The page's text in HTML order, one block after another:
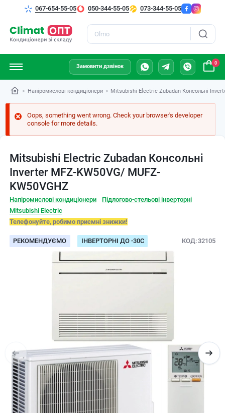
Пошук
067-654-55-05 050-344-55-05 073-344-55-05
Замовити дзвінок
0
Напіромислові кондиціонери Mitsubishi Electric Zubadan Консольні
Oops, something went wrong. Check your browser's developer
console for more details.
Mitsubishi Electric Zubadan Консольні
Inverter MFZ-KW50VG/ MUFZ-
KW50VGHZ
Напіромислові кондиціонери
Підлогово-стельові інверторні
Mitsubishi Electric
Телефонуйте, робимо приємні знижки!
РЕКОМЕНДУЄМО ІНВЕРТОРНІ ДО -30С КОД 32105